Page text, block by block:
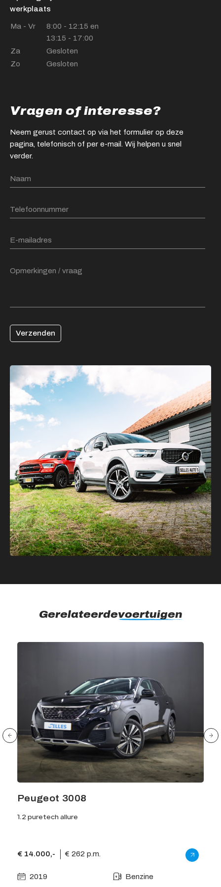
werkplaats
Ma - Vr
8:00 - 12:15 en
13:15 - 17:00
Za
Gesloten
Zo
Gesloten
Vragen of interesse?
Neem gerust contact op via het formulier op deze
pagina, telefonisch of per e-mail. Wij helpen u snel
verder.
Verzenden
Gerelateerdevoertuigen
Peugeot 3008
1.2 puretech allure
€ 14.000,- € 262 p.m.
2019 Benzine